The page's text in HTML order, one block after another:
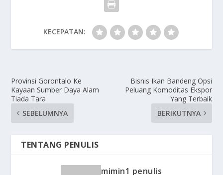
KECEPATAN:
Provinsi Gorontalo Ke
Kayaan Sumber Daya Alam
Tiada Tara
SEBELUMNYA
Bisnis Ikan Bandeng Opsi
Peluang Komoditas Ekspor
Yang Terbaik
BERIKUTNYA
TENTANG PENULIS
mimin1 penulis